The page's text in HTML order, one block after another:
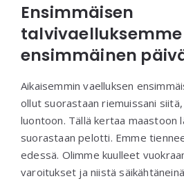
Ensimmäisen
talvivaelluksemme
ensimmäinen
Aikaisemmin vaelluksen
ollut suorastaan riemuissani
luontoon. Tällä kertaa maastoon
suorastaan pelotti. Emme
edessä. Olimme kuulleet
varoitukset ja niistä